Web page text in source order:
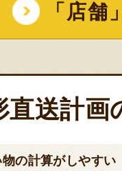
「店
直送計画
物の計算がしやすい